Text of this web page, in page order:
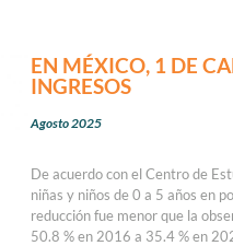
EN MÉXICO, 1 DE
INGRESOS
Agosto 2025
De acuerdo con el Centro de
niñas y niños de 0 a 5 años en
reducción fue menor que la
50.8 % en 2016 a 35.4 % en